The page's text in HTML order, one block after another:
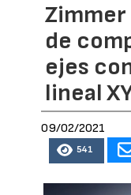
Zimmer
de
ejes
lineal
09/02/2021
541